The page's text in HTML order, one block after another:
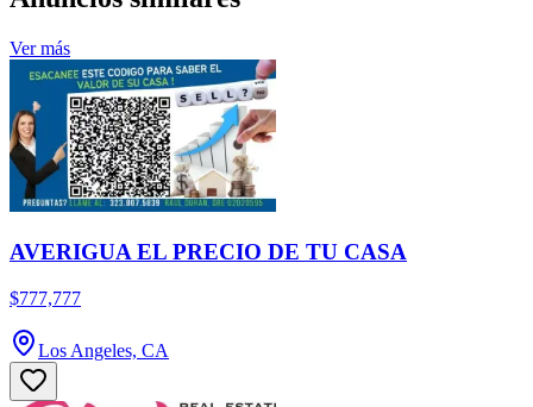
Ver más
AVERIGUA EL PRECIO DE TU CASA
$777,777
Los Angeles, CA